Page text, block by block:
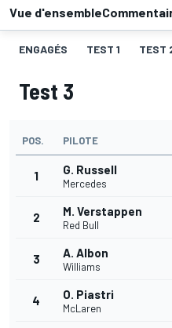
Vue d'ensemble
ENGAGÉS TEST 1 TEST
Test 3
POS. PILOTE
1 G. Russell
Mercedes
2 M. Verstappen
Red Bull
3 A. Albon
Williams
4 O. Piastri
McLaren